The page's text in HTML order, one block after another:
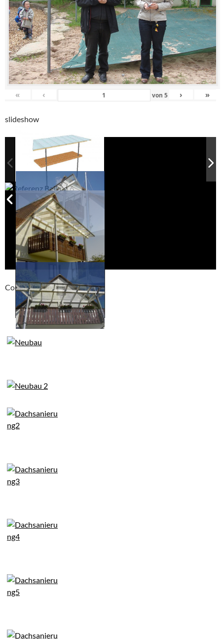
« ‹ von 5 › »
slideshow
Compackt album